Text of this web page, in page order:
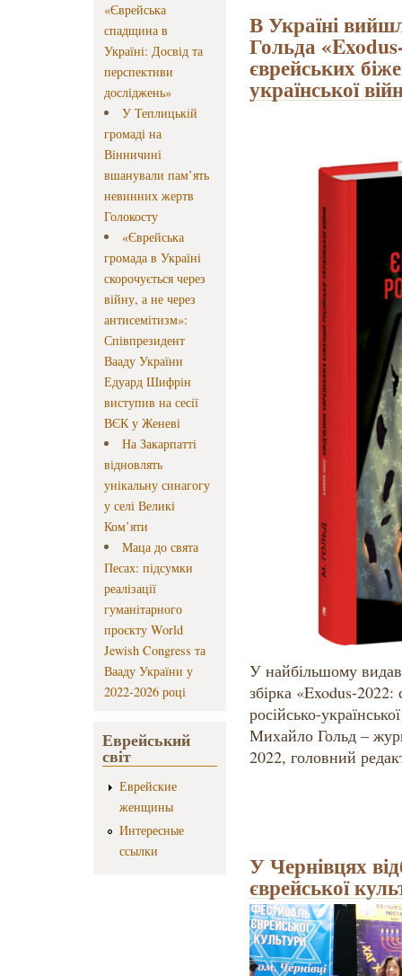
«Єврейська
спадщина в
Україні: Досвід та
перспективи
досліджень»
У Теплицькій
громаді на
Вінничині
вшанували пам’ять
невинних жертв
Голокосту
«Єврейська
громада в Україні
скорочується через
війну, а не через
антисемітизм»:
Співпрезидент
Вааду України
Едуард Шифрін
виступив на сесії
ВЄК у Женеві
На Закарпатті
відновлять
унікальну синагогу
у селі Великі
Ком’яти
Маца до свята
Песах: підсумки
реалізації
гуманітарного
проєкту World
Jewish Congress та
Вааду України у
2022-2026 році
Еврейський
світ
Еврейские
женщины
Интересные
ссылки
В Україні
Гольда
єврейських
української
У найбільшому
збірка «Exodus-2022:
російсько-
Михайло Гольд –
2022, головний
У Чернівцях
єврейської